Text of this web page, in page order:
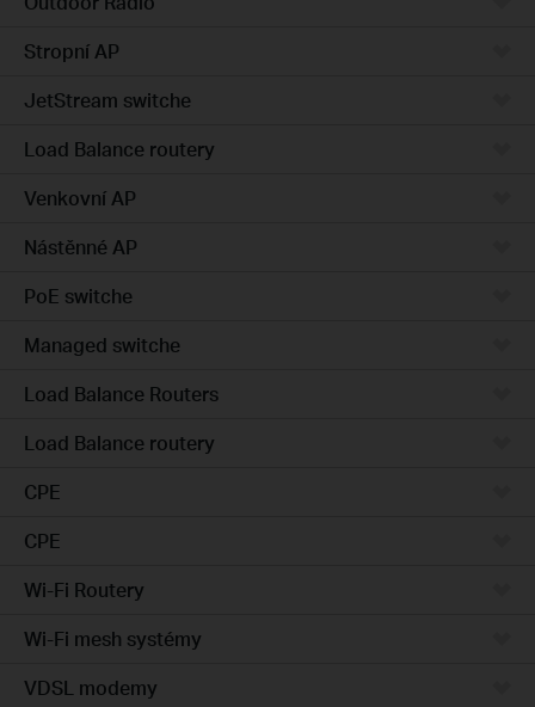
Stropní AP
JetStream switche
Load Balance routery
Venkovní AP
Nástěnné AP
PoE switche
Managed switche
Load Balance Routers
Load Balance routery
CPE
CPE
Wi-Fi Routery
Wi-Fi mesh systémy
VDSL modemy